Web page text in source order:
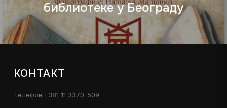
библиотеке у Београду
КОНТАКТ
Телефон:+381 11 3370-509